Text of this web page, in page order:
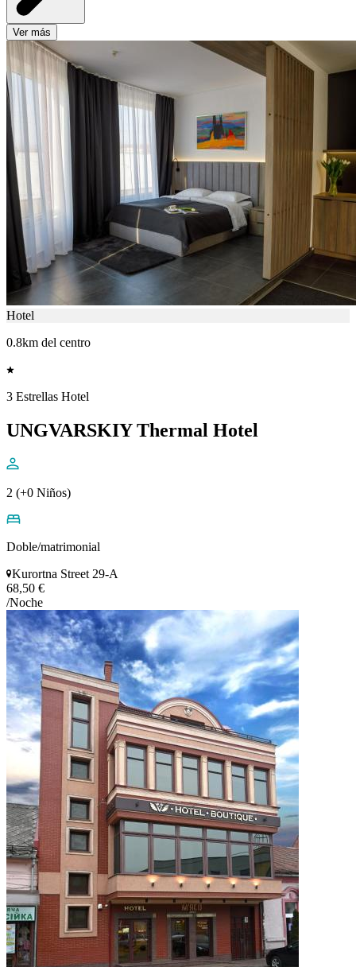
Ver más
Hotel
0.8km del centro
3 Estrellas Hotel
UNGVARSKIY Thermal Hotel
2 (+0 Niños)
Doble/matrimonial
Kurortna Street 29-A
68,50 €
/Noche